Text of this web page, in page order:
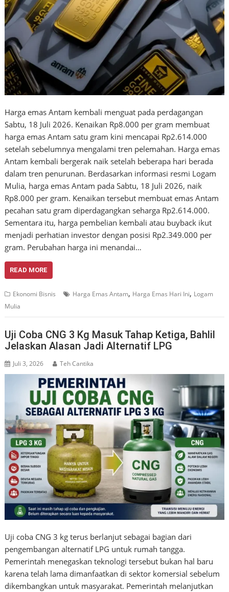
Harga emas Antam kembali menguat pada perdagangan
Sabtu, 18 Juli 2026. Kenaikan Rp8.000 per gram membuat
harga emas Antam satu gram kini mencapai Rp2.614.000
setelah sebelumnya mengalami tren pelemahan. Harga emas
Antam kembali bergerak naik setelah beberapa hari berada
dalam tren penurunan. Berdasarkan informasi resmi Logam
Mulia, harga emas Antam pada Sabtu, 18 Juli 2026, naik
Rp8.000 per gram. Kenaikan tersebut membuat emas Antam
pecahan satu gram diperdagangkan seharga Rp2.614.000.
Sementara itu, harga pembelian kembali atau buyback ikut
menjadi perhatian investor dengan posisi Rp2.349.000 per
gram. Perubahan harga ini menandai…
READ MORE
Ekonomi Bisnis Harga Emas Antam, Harga Emas Hari Ini, Logam
Mulia
Uji Coba CNG 3 Kg Masuk Tahap Ketiga, Bahlil
Jelaskan Alasan Jadi Alternatif LPG
Juli 3, 2026 Teh Cantika
Uji coba CNG 3 kg terus berlanjut sebagai bagian dari
pengembangan alternatif LPG untuk rumah tangga.
Pemerintah menegaskan teknologi tersebut bukan hal baru
karena telah lama dimanfaatkan di sektor komersial sebelum
dikembangkan untuk masyarakat. Pemerintah melanjutkan